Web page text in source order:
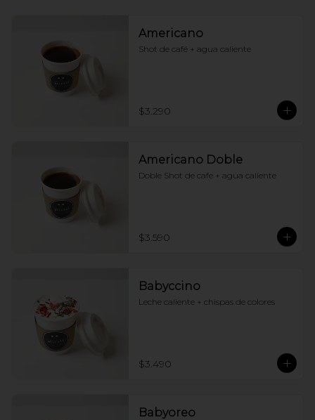
Americano
Shot de café + agua caliente
$3.290
Americano Doble
Doble Shot de cafe + agua caliente
$3.590
Babyccino
Leche caliente + chispas de colores
$3.490
Babyoreo